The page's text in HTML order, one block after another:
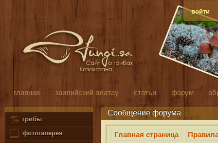
войти
главная заилийский алатау статьи форум
грибы
фотогалерея
Сообщение форума
Главная страница